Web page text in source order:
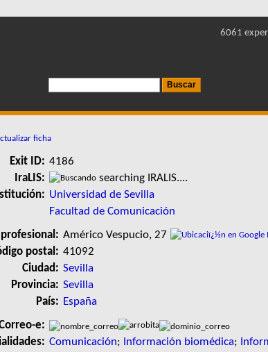
6061
ficha
Exit ID: 4186
IraLIS:
searching IRALIS....
Universidad de Sevilla
Facultad de Comunicación
Américo Vespucio, 27
postal: 41092
Ciudad: Sevilla
Provincia: Sevilla
País: España
e:
Comunicación; Información biomédica;